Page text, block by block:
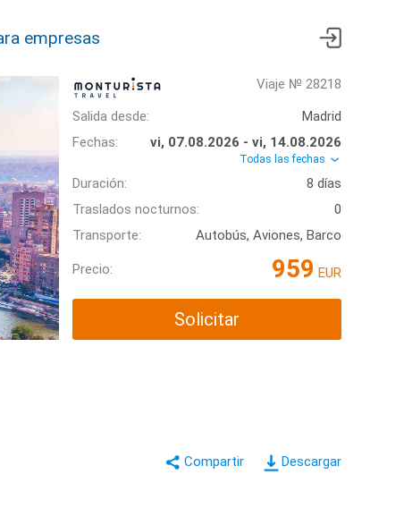
empresas
Viaje № 28218
Salida desde:
Madrid
Fechas:
vi, 07.08.2026 - vi, 14.08.2026
Todas las fechas
Duración:
8 días
Traslados nocturnos:
0
Transporte:
Autobús, Aviones, Barco
Precio: 959 EUR
Solicitar
Descargar